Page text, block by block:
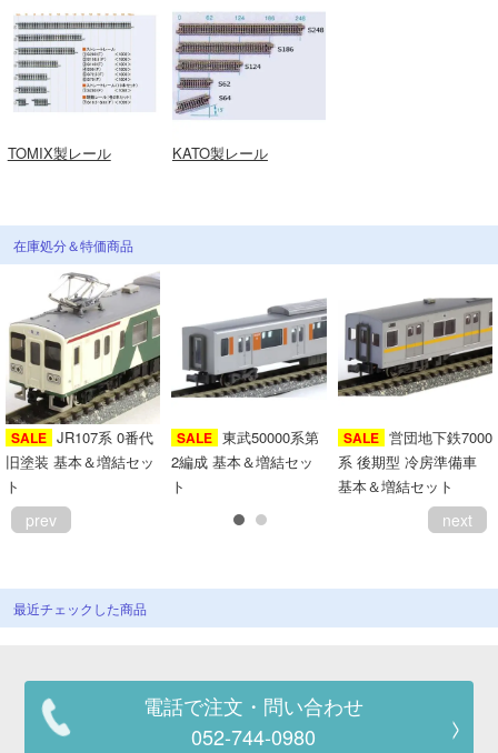
TOMIX製レール KATO製レール
在庫処分＆特価商品
SALE JR107系 0番代
旧塗装 基本＆増結セッ
ト
SALE 東武50000系第
2編成 基本＆増結セッ
ト
SALE 営団地下鉄7000
系 後期型 冷房準備車
基本＆増結セット
prev next
最近チェックした商品
電話で注文・問い合わせ
052-744-0980